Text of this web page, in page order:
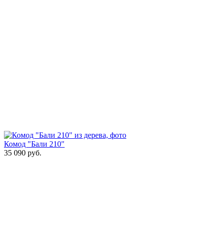
Комод "Бали 210"
35 090 руб.